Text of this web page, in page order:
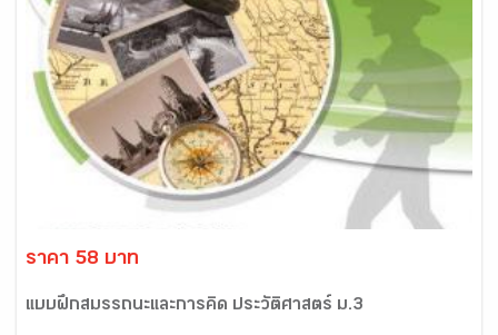
ราคา 58 บาท
แบบฝึกสมรรถนะและการคิด ประวัติศาสตร์ ม.3